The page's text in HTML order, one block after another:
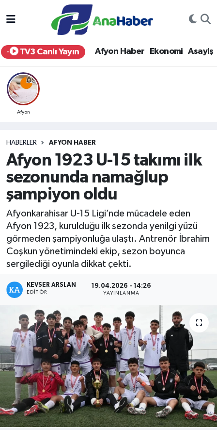
TV3 Canlı Yayın Afyon Haber Ekonomi Asayiş
Afyon
HABERLER AFYON HABER
Afyon 1923 U-15 takımı ilk
sezonunda namağlup
şampiyon oldu
Afyonkarahisar U-15 Ligi’nde mücadele eden
Afyon 1923, kurulduğu ilk sezonda yenilgi yüzü
görmeden şampiyonluğa ulaştı. Antrenör İbrahim
Coşkun yönetimindeki ekip, sezon boyunca
sergilediği oyunla dikkat çekti.
KEVSER ARSLAN
EDITÖR
19.04.2026 - 14:26
YAYINLANMA
Yurt Haber
Afyon Haber
Ekonomi
Siyaset
Eğitim
Sağlık
Teknoloji
Kültür - Sanat
Yaşam
Afyonkarahisar Nöbetçi Eczaneler
Afyonkarahisar Hava Durumu
Afyonkarahisar Namaz Vakitleri
Afyonkarahisar Trafik Yoğunluk Haritası
Tüm Manşetler
Son Dakika Haberleri
Haber Arşivi